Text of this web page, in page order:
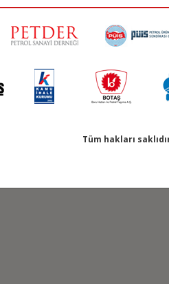
Tüm hakları